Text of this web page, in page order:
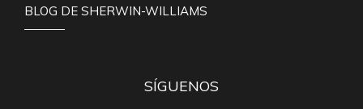
BLOG DE SHERWIN-WILLIAMS
SÍGUENOS